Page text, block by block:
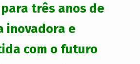
três anos de
inovadora e
com o futuro